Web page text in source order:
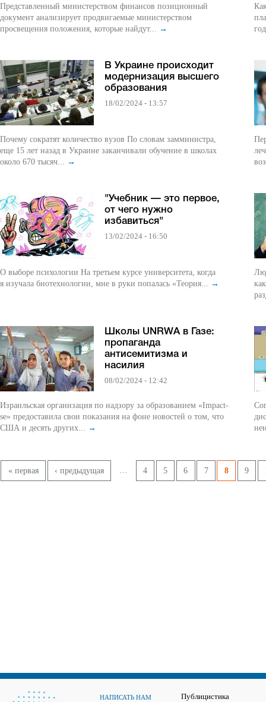
Представленный министерством финансов позиционный
документ анализирует продвигаемые министерством
просвещения положения, которые найдут... →
В Украине происходит
модернизация высшего
образования
18/02/2024 - 13:57
Почему сократят количество вузов По словам замминистра,
еще 15 лет назад в Украине заканчивали обучение в школах
около 670 тысяч... →
"Учебник — это первое,
от чего нужно
избавиться"
13/02/2024 - 16:50
О выборе психологии На третьем курсе университета, когда
я изучала биотехнологии, мне в руки попалась «Теория... →
Школы UNRWA в Газе:
пропаганда
антисемитизма и
насилия
08/02/2024 - 12:42
Израильская организация по надзору за образованием «Impact-
se» предоставила свои показания на фоне новостей о том, что
США и десять других... →
Страницы
« первая ‹ предыдущая 4 5 6 7 8 9
НАПИСАТЬ НАМ
Публицистика